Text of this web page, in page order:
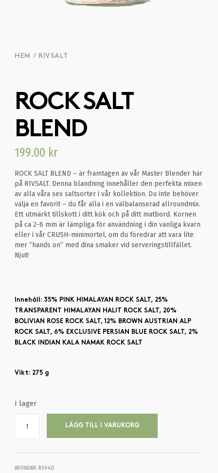
HEM / RIVSALT
ROCK SALT
BLEND
199.00 kr
ROCK SALT BLEND – är framtagen av vår Master Blender här
på RIVSALT. Denna blandning innehåller den perfekta mixen
av alla våra sex saltsorter i vår kollektion. Du inte behöver
välja en favorit – du får alla i en välbalanserad allroundmix.
Ett utmärkt tillskott i ditt kök och på ditt matbord. Kornen
på ca 2-6 mm är lämpliga för användning i din vanliga kvarn
eller i vår CRUSH-minimortel, om du föredrar att vara lite
mer “hands on” med dina smaker vid serveringstillfället.
Njut!
Innehåll: 35% PINK HIMALAYAN ROCK SALT, 25%
TRANSPARENT HIMALAYAN HALIT ROCK SALT, 20%
BOLIVIAN ROSE ROCK SALT, 12% BROWN AUSTRIAN ALP
ROCK SALT, 6% EXCLUSIVE PERSIAN BLUE ROCK SALT, 2%
BLACK INDIAN KALA NAMAK ROCK SALT
Vikt: 275 g
I lager
LÄGG TILL I VARUKORG
ARTIKELNR: RS042J